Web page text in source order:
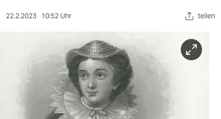
22.2.2023 10:52 Uhr teilen